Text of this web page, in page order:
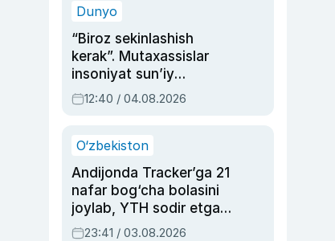
Dunyo
“Biroz sekinlashish
kerak”. Mutaxassislar
insoniyat sun’iy
intellektni boshqara
olmay qolishidan xavotir
12:40 / 04.08.2026
O‘zbekiston
Andijonda Tracker’ga 21
nafar bog‘cha bolasini
joylab, YTH sodir etgan
ayolga sud hukmi o‘qildi
23:41 / 03.08.2026